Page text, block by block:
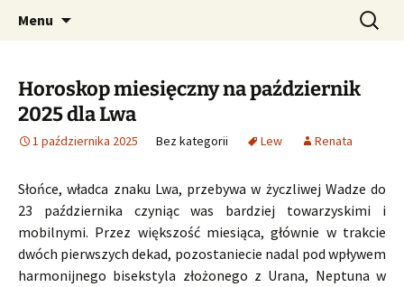
CzaroMarowy horoskop
dzienny, miesięczny i
tygodniowy
Profesjonalne przepowiednie astrologiczne
Menu Szukaj:
Horoskop miesięczny na październik
2025 dla Lwa
1 października 2025 Bez kategorii Lew Renata
Słońce, władca znaku Lwa, przebywa w życzliwej Wadze do
23 października czyniąc was bardziej towarzyskimi i
mobilnymi. Przez większość miesiąca, głównie w trakcie
dwóch pierwszych dekad, pozostaniecie nadal pod wpływem
harmonijnego bisekstyla złożonego z Urana, Neptuna w